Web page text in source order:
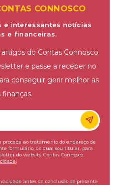
CONNOSCO
e interessantes notícias
e financeiras.
do Contas Connosco.
e passe a receber no
conseguir gerir melhor as
finanças.
proceda ao tratamento do endereço de
formulário, do qual sou titular, para
do website Contas Connosco.
antes da conclusão do presente